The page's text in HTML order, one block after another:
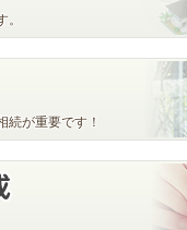
続が重要です！